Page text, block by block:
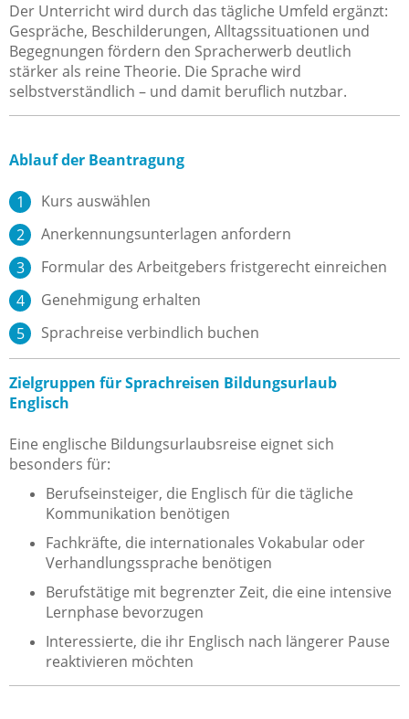
Der Unterricht wird durch das tägliche Umfeld ergänzt:
Gespräche, Beschilderungen, Alltagssituationen und
Begegnungen fördern den Spracherwerb deutlich
stärker als reine Theorie. Die Sprache wird
selbstverständlich – und damit beruflich nutzbar.
Ablauf der Beantragung
Kurs auswählen
Anerkennungsunterlagen anfordern
Formular des Arbeitgebers fristgerecht einreichen
Genehmigung erhalten
Sprachreise verbindlich buchen
Zielgruppen für Sprachreisen Bildungsurlaub
Englisch
Eine englische Bildungsurlaubsreise eignet sich
besonders für:
Berufseinsteiger, die Englisch für die tägliche
Kommunikation benötigen
Fachkräfte, die internationales Vokabular oder
Verhandlungssprache benötigen
Berufstätige mit begrenzter Zeit, die eine intensive
Lernphase bevorzugen
Interessierte, die ihr Englisch nach längerer Pause
reaktivieren möchten